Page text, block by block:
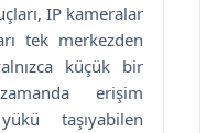
IP kameralar
tek merkezden
küçük bir
erişim
taşıyabilen